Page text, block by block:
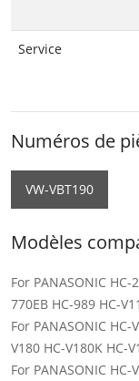
Service
Numéros de
VW-VBT190
Modèles
For PANASONIC HC-
770EB HC-989 HC-
For PANASONIC HC-
V180 HC-V180K HC-
For PANASONIC HC-